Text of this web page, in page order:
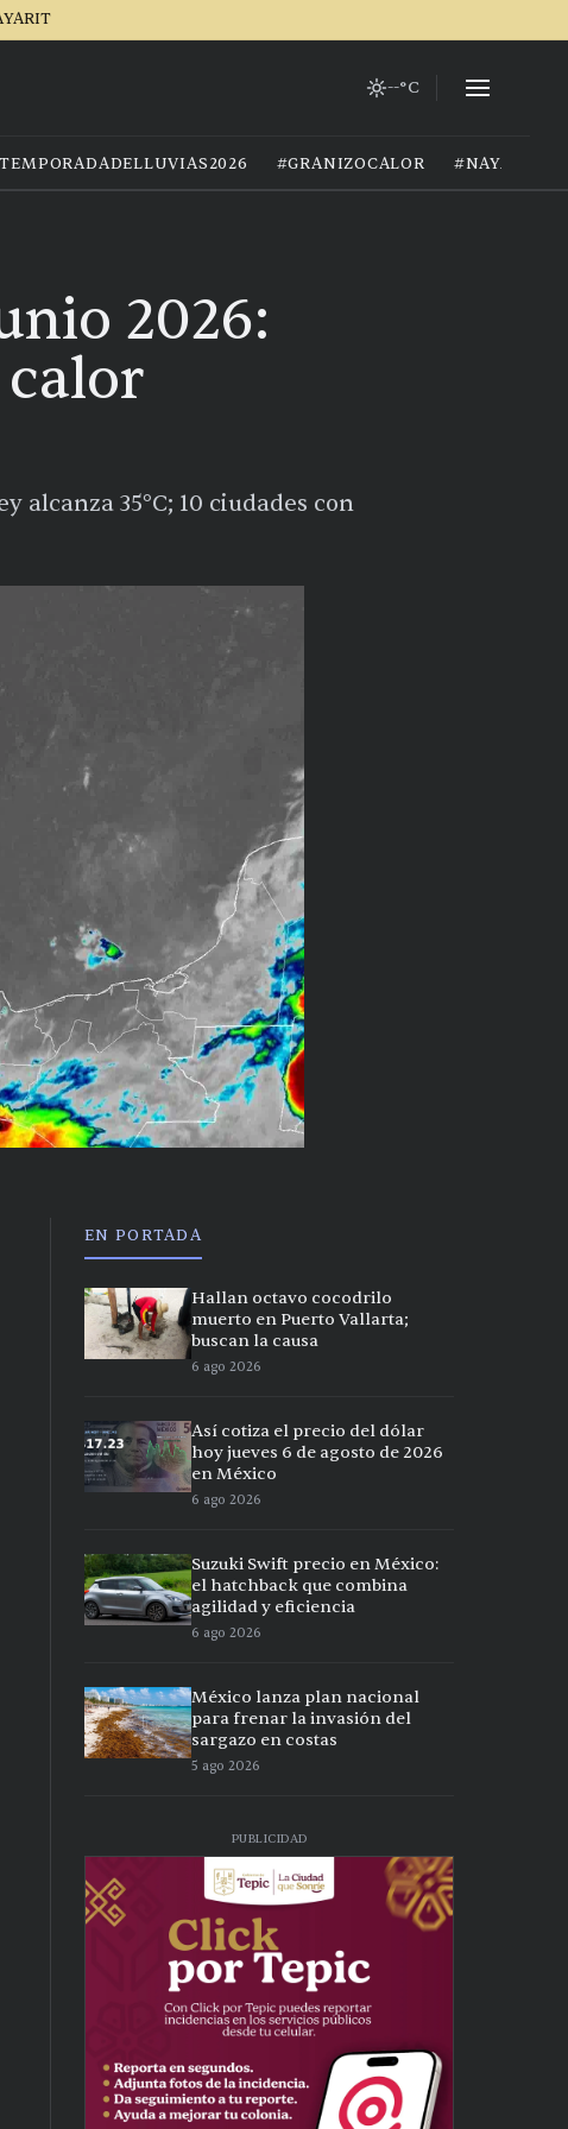
--°C
#GRANIZOCALOR #NAYARIT
2026:
35°C; 10 ciudades con
EN PORTADA
Hallan octavo cocodrilo
muerto en Puerto Vallarta;
buscan la causa
6 ago 2026
Así cotiza el precio del dólar
hoy jueves 6 de agosto de 2026
en México
6 ago 2026
Suzuki Swift precio en México:
el hatchback que combina
agilidad y eficiencia
6 ago 2026
México lanza plan nacional
para frenar la invasión del
sargazo en costas
5 ago 2026
PUBLICIDAD